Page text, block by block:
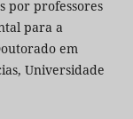
por professores
para a
em
Universidade